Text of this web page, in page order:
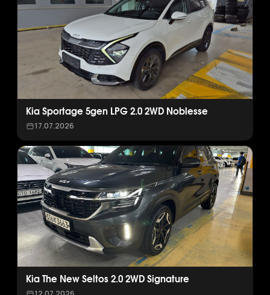
Kia Sportage 5gen LPG 2.0 2WD Noblesse
17.07.2026
Kia The New Seltos 2.0 2WD Signature